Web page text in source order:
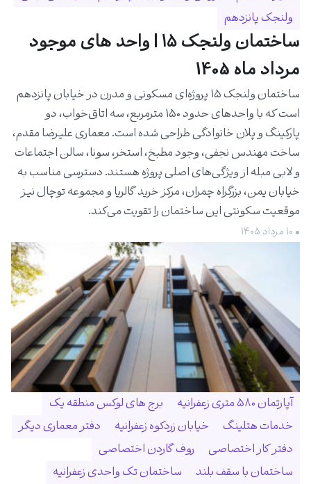
ولنجک پانزدهم
ساختمان ولنجک ۱۵ | واحد های موجود
مرداد ماه 1405
ساختمان ولنجک ۱۵ پروژه‌ای مسکونی و مدرن در خیابان پانزدهم
است که با واحدهای حدود ۱۵۰ مترمربع، سه اتاق‌خواب، دو
پارکینگ و پلان خانوادگی طراحی شده است. معماری علیرضا مقدم،
ساخت مهندس نجفی، وجود مطبخ، استخر، سونا، سالن اجتماعات
و لابی مبله از ویژگی‌های اصلی پروژه هستند. دسترسی مناسب به
خیابان یمن، بزرگراه چمران، مرکز خرید گالریا و مجموعه توچال نیز
موقعیت سکونتی این ساختمان را تقویت می‌کند.
• ۱۰ مرداد ۱۴۰۵
آپارتمان ۵۸۰ متری زعفرانیه
برج های لوکس منطقه یک
خدمات هتلینگ
خیابان زردکوه زعفرانیه
دفتر معماری دیگر
دفتر کار اختصاصی
روف گاردن اختصاصی
ساختمان با سقف بلند
ساختمان تک واحدی زعفرانیه